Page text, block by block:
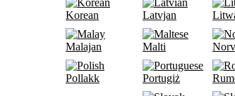
Korean Latvjan
Malajan Malti
Pollakk Portugiż